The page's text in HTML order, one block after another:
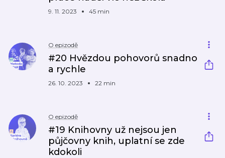
9. 11. 2023 45 min
O epizodě
#20 Hvězdou pohovorů snadno
a rychle
26. 10. 2023 22 min
O epizodě
#19 Knihovny už nejsou jen
půjčovny knih, uplatní se zde
kdokoli